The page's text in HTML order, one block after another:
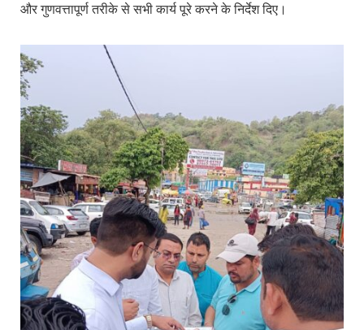
और गुणवत्तापूर्ण तरीके से सभी कार्य पूरे करने के निर्देश दिए।